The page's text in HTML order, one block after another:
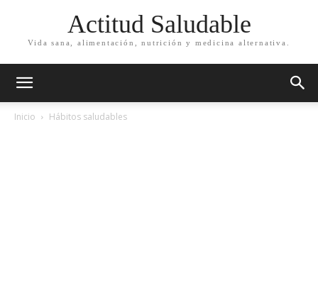
Actitud Saludable
Vida sana, alimentación, nutrición y medicina alternativa.
Inicio Hábitos saludables